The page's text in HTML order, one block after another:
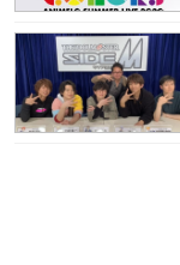
【事前登録キャ
を記念して、事
事前登録達成数
た！
30万人突破で、